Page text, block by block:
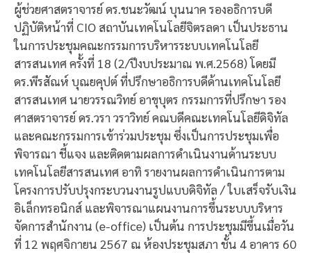
ผู้ช่วยศาสตราจารย์ ดร.ชนะวัฒน์ บุนนาค รองอธิการบดี
ปฏิบัติหน้าที่ CIO สถาบันเทคโนโลยีจิตรลดา เป็นประธาน
ในการประชุมคณะกรรมการบริหารระบบเทคโนโลยี
สารสนเทศ ครั้งที่ 18 (2/ปีงบประมาณ พ.ศ.2568) โดยมี
ดร.พีรสัณห์ บุณยคุปต์ ที่ปรึกษาอธิการบดีด้านเทคโนโลยี
สารสนเทศ นายวรรณวิทย์ อาขุบุตร กรรมการที่ปรึกษา รอง
ศาสตราจารย์ ดร.วรา วราวิทย์ คณบดีคณะเทคโนโลยีดิจิทัล
และคณะกรรมการเข้าร่วมประชุม ซึ่งเป็นการประชุมเพื่อ
พิจารณา ชี้แจง และติดตามผลการดำเนินงานด้านระบบ
เทคโนโลยีสารสนเทศ อาทิ รายงานผลการดำเนินการตาม
โครงการปรับปรุงกระบวนงานรูปแบบดิจิทัล / ใบเสร็จรับเงิน
อิเล็กทรอนิกส์ และพิจารณาแผนงานการขึ้นระบบบริหาร
จัดการสำนักงาน (e-office) เป็นต้น การประชุมมีขึ้นเมื่อวัน
ที่ 12 พฤศจิกายน 2567 ณ ห้องประชุมสภา ชั้น 4 อาคาร 60